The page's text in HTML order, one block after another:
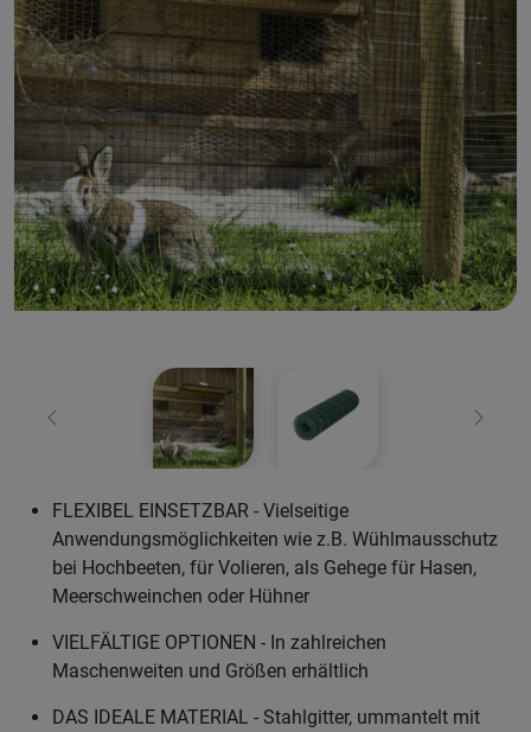
Zurück Weiter
FLEXIBEL EINSETZBAR - Vielseitige
Anwendungsmöglichkeiten wie z.B. Wühlmausschutz
bei Hochbeeten, für Volieren, als Gehege für Hasen,
Meerschweinchen oder Hühner
VIELFÄLTIGE OPTIONEN - In zahlreichen
Maschenweiten und Größen erhältlich
DAS IDEALE MATERIAL - Stahlgitter, ummantelt mit